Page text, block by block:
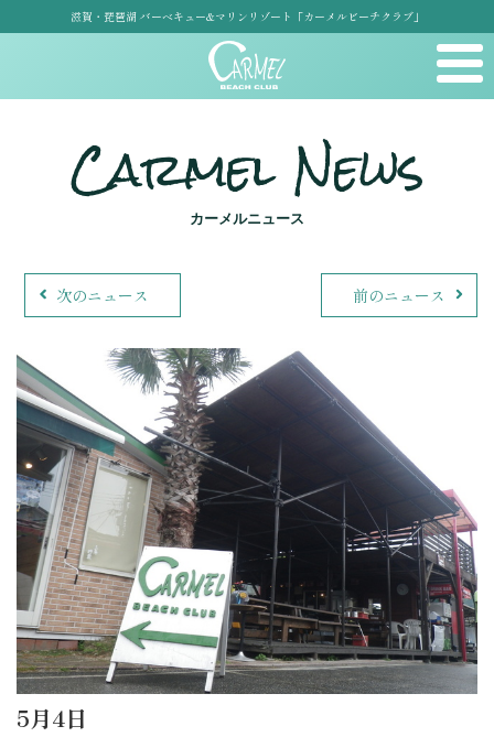
滋賀・琵琶湖 バーベキュー&マリンリゾート「カーメルビーチクラブ」
Carmel News
カーメルニュース
次のニュース 前のニュース
5月4日